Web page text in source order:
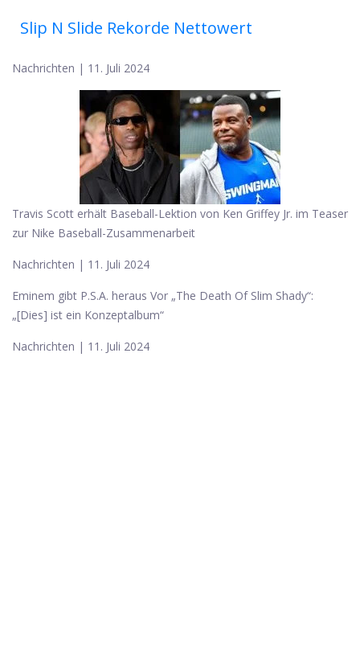
Slip N Slide Rekorde Nettowert
Nachrichten | 11. Juli 2024
Travis Scott erhält Baseball-Lektion von Ken Griffey Jr. im Teaser
zur Nike Baseball-Zusammenarbeit
Nachrichten | 11. Juli 2024
Eminem gibt P.S.A. heraus Vor „The Death Of Slim Shady“:
„[Dies] ist ein Konzeptalbum“
Nachrichten | 11. Juli 2024